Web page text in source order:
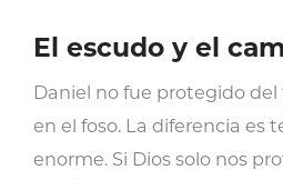
El escudo y el
Daniel no fue protegido
en el foso. La diferencia es
enorme. Si Dios solo nos